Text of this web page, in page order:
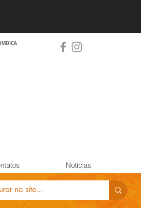
Notícias